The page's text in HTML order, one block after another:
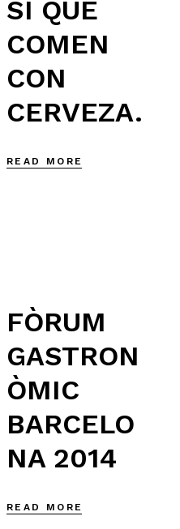
SÍ QUE
COMEN
CON
CERVEZA.
READ MORE
FÒRUM
GASTRON
ÒMIC
BARCELO
NA 2014
READ MORE